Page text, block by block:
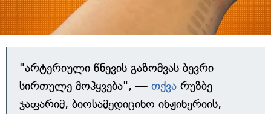
"არტერიული წნევის გაზომვას ბევრი
სირთულე მოჰყვება", — თქვა რუზბე
ჯაფარიმ, ბიოსამედიცინო ინჟინერიის,